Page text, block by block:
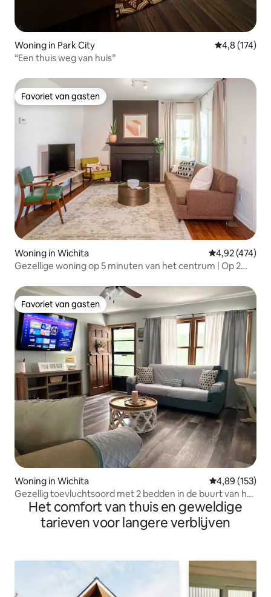
Woning in Park City Gemiddelde
4,8 (174)
“Een thuis weg van huis”
Favoriet van gasten
Favoriet van gasten
Woning in Wichita Gemiddelde
4,92 (474)
Gezellige woning op 5 minuten van het centrum | Op 2
Favoriet van gasten
Favoriet van gasten
Woning in Wichita Gemiddelde
4,89 (153)
Gezellig toevluchtsoord met 2 bedden in de buurt van het
historische centrum van Wichita!
Het comfort van thuis en geweldige
tarieven voor langere verblijven